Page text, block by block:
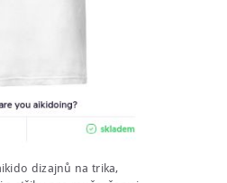
dizajnů na trika,